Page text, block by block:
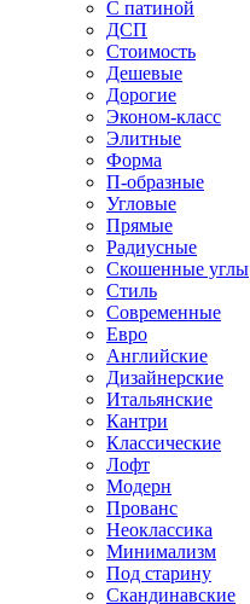
С патиной
ДСП
Стоимость
Дешевые
Дорогие
Эконом-класс
Элитные
Форма
П-образные
Угловые
Прямые
Радиусные
Скошенные углы
Стиль
Современные
Евро
Английские
Дизайнерские
Итальянские
Кантри
Классические
Лофт
Модерн
Прованс
Неоклассика
Минимализм
Под старину
Скандинавские